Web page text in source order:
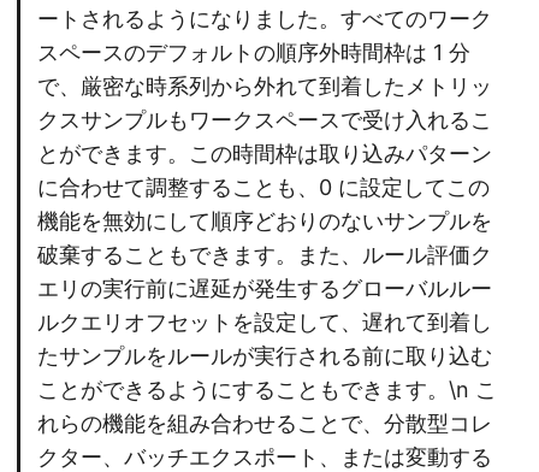
ートされるようになりました。すべてのワーク
スペースのデフォルトの順序外時間枠は 1 分
で、厳密な時系列から外れて到着したメトリッ
クスサンプルもワークスペースで受け入れるこ
とができます。この時間枠は取り込みパターン
に合わせて調整することも、0 に設定してこの
機能を無効にして順序どおりのないサンプルを
破棄することもできます。また、ルール評価ク
エリの実行前に遅延が発生するグローバルルー
ルクエリオフセットを設定して、遅れて到着し
たサンプルをルールが実行される前に取り込む
ことができるようにすることもできます。\n こ
れらの機能を組み合わせることで、分散型コレ
クター、バッチエクスポート、または変動する